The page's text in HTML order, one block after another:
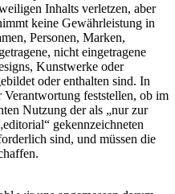
Inhalts verletzen, aber
keine Gewährleistung in
Personen, Marken,
nicht eingetragene
Kunstwerke oder
oder enthalten sind. In
Verantwortung feststellen, ob im
Nutzung der als „nur zur
gekennzeichneten
sind, und müssen die